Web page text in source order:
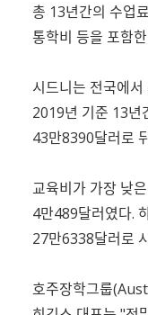
총 13년간의 수업
통학비 등을 포함
시드니는 전국에
2019년 기준 13년
43만8390달러로
교육비가 가장 낮
4만489달러였다.
27만6338달러로
호주장학그룹